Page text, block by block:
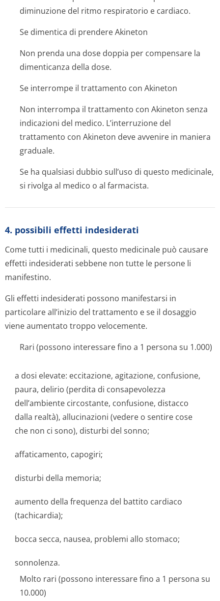
diminuzione del ritmo respiratorio e cardiaco.
Se dimentica di prendere Akineton
Non prenda una dose doppia per compensare la
dimenticanza della dose.
Se interrompe il trattamento con Akineton
Non interrompa il trattamento con Akineton senza
indicazioni del medico. L’interruzione del
trattamento con Akineton deve avvenire in maniera
graduale.
Se ha qualsiasi dubbio sull’uso di questo medicinale,
si rivolga al medico o al farmacista.
4. possibili effetti indesiderati
Come tutti i medicinali, questo medicinale può causare
effetti indesiderati sebbene non tutte le persone li
manifestino.
Gli effetti indesiderati possono manifestarsi in
particolare all’inizio del trattamento e se il dosaggio
viene aumentato troppo velocemente.
Rari (possono interessare fino a 1 persona su 1.000)
a dosi elevate: eccitazione, agitazione, confusione,
paura, delirio (perdita di consapevolezza
dell’ambiente circostante, confusione, distacco
dalla realtà), allucinazioni (vedere o sentire cose
che non ci sono), disturbi del sonno;
affaticamento, capogiri;
disturbi della memoria;
aumento della frequenza del battito cardiaco
(tachicardia);
bocca secca, nausea, problemi allo stomaco;
sonnolenza.
Molto rari (possono interessare fino a 1 persona su
10.000)